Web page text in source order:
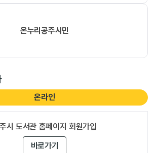
온누리공주시민
온라인
시 도서관 홈페이지 회원가입
바로가기